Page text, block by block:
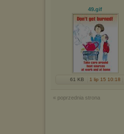
49.gif
61 KB 1 lip 15 10:18
« poprzednia strona